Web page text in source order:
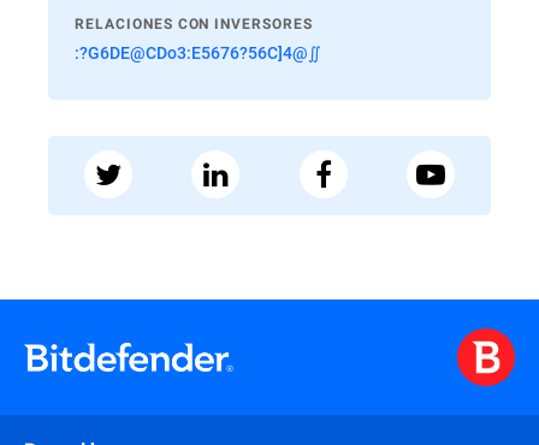
RELACIONES CON INVERSORES
:?G6DE@CDo3:E5676?56C]4@∬